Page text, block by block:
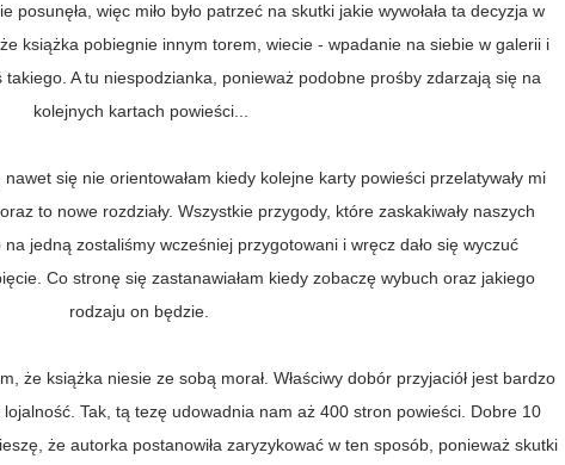
więc miło było patrzeć na skutki jakie wywołała ta decyzja w
książka pobiegnie innym torem, wiecie - wpadanie na siebie w galerii i
A tu niespodzianka, ponieważ podobne prośby zdarzają się na
kolejnych kartach powieści...
się nie orientowałam kiedy kolejne karty powieści przelatywały mi
to nowe rozdziały. Wszystkie przygody, które zaskakiwały naszych
jedną zostaliśmy wcześniej przygotowani i wręcz dało się wyczuć
Co stronę się zastanawiałam kiedy zobaczę wybuch oraz jakiego
rodzaju on będzie.
że książka niesie ze sobą morał. Właściwy dobór przyjaciół jest bardzo
Tak, tą tezę udowadnia nam aż 400 stron powieści. Dobre 10
że autorka postanowiła zaryzykować w ten sposób, ponieważ skutki